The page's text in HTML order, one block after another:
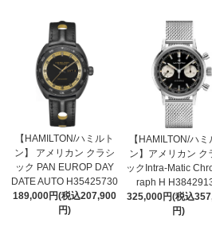
【HAMILTON/ハミルト
ン】 アメリカン クラシ
ック PAN EUROP DAY
DATE AUTO H35425730
189,000円(税込207,900
円)
【HAMILTON/ハミ
ン】アメリカン ク
ックIntra-Matic
raph H
325,000円(税込
円)